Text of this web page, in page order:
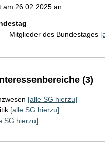
am 26.02.2025 an:
Mitglieder des Bundestages
(3)
[alle SG hierzu]
[alle SG hierzu]
SG hierzu]